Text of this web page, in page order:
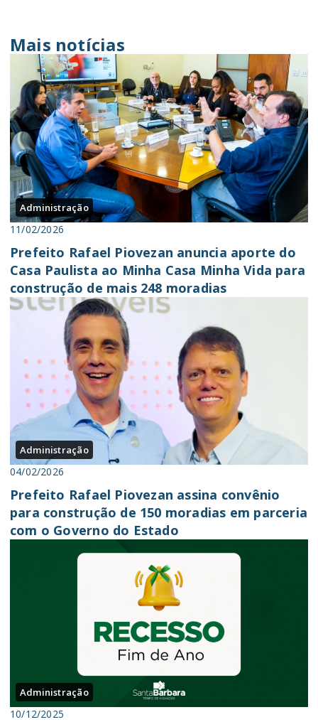
Mais notícias
Administração
11/02/2026
Prefeito Rafael Piovezan anuncia aporte do
Casa Paulista ao Minha Casa Minha Vida para
construção de mais 248 moradias
Administração
04/02/2026
Prefeito Rafael Piovezan assina convênio
para construção de 150 moradias em parceria
com o Governo do Estado
Administração
10/12/2025